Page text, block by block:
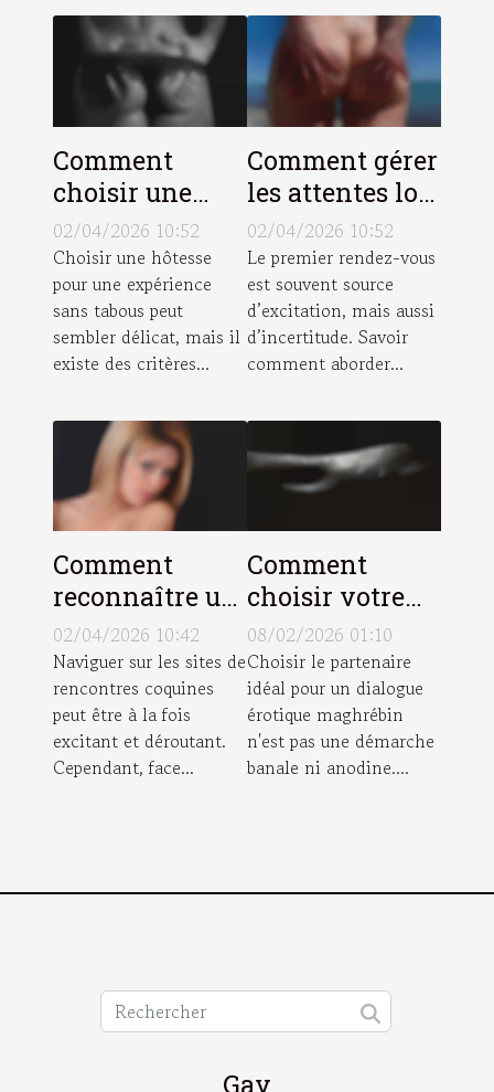
Comment
choisir une
hôtesse pour
une expérience
sans tabous ?
02/04/2026 10:52
Choisir une hôtesse
pour une expérience
sans tabous peut
sembler délicat, mais il
existe des critères...
Comment gérer
les attentes lors
d'un premier
rendez-vous ?
02/04/2026 10:52
Le premier rendez-vous
est souvent source
d’excitation, mais aussi
d’incertitude. Savoir
comment aborder...
Comment
reconnaître un
profil
authentique
sur un site de
rencontres
coquines ?
02/04/2026 10:42
Naviguer sur les sites de
rencontres coquines
peut être à la fois
excitant et déroutant.
Cependant, face...
Comment
choisir votre
partenaire pour
un dialogue
érotique
maghrébin ?
08/02/2026 01:10
Choisir le partenaire
idéal pour un dialogue
érotique maghrébin
n'est pas une démarche
banale ni anodine....
Gay